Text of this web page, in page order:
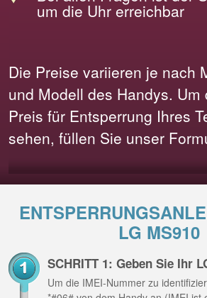
um die Uhr erreichbar
Die Preise variieren je nach
und Modell des Handys. Um
Preis für Entsperrung Ihres
sehen, füllen Sie unser
LG MS910
SCHRITT 1: Geben Sie Ihr
Um die IMEI-Nummer zu